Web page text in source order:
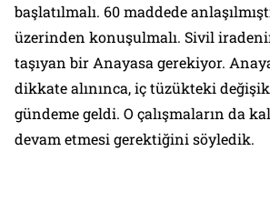
başlatılmalı. 60 maddede
üzerinden konuşulmalı. Sivil
taşıyan bir Anayasa gerekiyor.
dikkate alınınca, iç tüzükteki
gündeme geldi. O çalışmaların da
devam etmesi gerektiğini söyledik.